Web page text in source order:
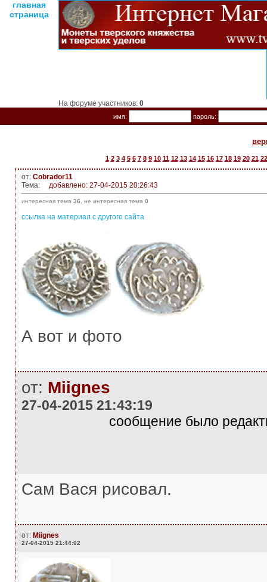
главная
страница
На форуме участников: 0
имя: пароль:
1 2 3 4 5 6 7 8 9 10 11 12 13 14 15 16 17 18 19 20 21 22
от: Cobrador11
Тема:
добавлено: 27-04-2015 20:26:43
интересная тема 36 , не интересная тема 0
ссылка на материал с другого сайта
А вот и фото
от: Miignes
27-04-2015 21:43:19
сообщение было
Сам Вася рисовал.
от: Miignes
27-04-2015 21:44:02